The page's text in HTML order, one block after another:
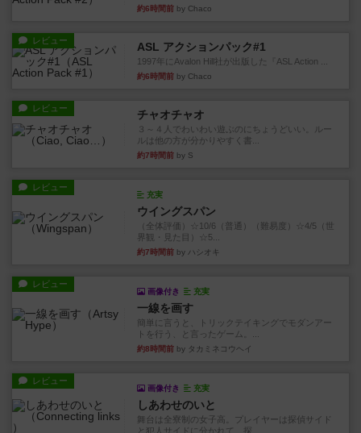
約6時間前 by Chaco
レビュー ASL アクションパック#1
1997年にAvalon Hill社が出版した『ASL Action ...
約6時間前 by Chaco
レビュー チャオチャオ
３～４人でわいわい遊ぶのにちょうどいい。ルー
ルは他の方が分かりやすく書...
約7時間前 by S
レビュー
充実
ウイングスパン
（全体評価）☆10/6（普通）（難易度）☆4/5（世
界観・見た目）☆5...
約7時間前 by ハシオキ
レビュー
画像付き 充実
一線を画す
簡単に言うと、トリックテイキングでモダンアー
トを行う、と言ったゲーム。...
約8時間前 by タカミネコウヘイ
レビュー
画像付き 充実
しあわせのいと
舞台は全寮制の女子高。プレイヤーは探偵サイド
と犯人サイドに分かれて、探...